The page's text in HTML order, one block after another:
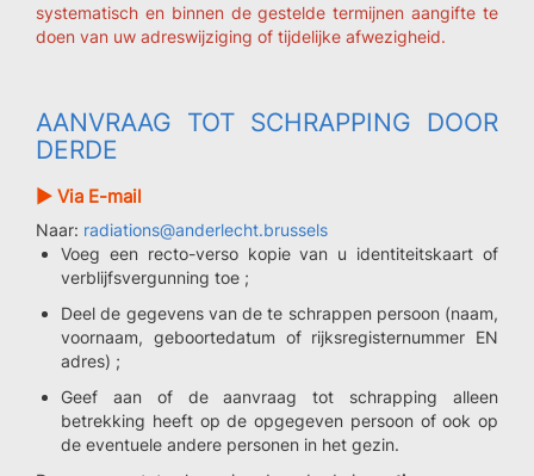
systematisch en binnen de gestelde termijnen aangifte te
doen van uw adreswijziging of tijdelijke afwezigheid.
AANVRAAG TOT SCHRAPPING DOOR
DERDE
► Via E-mail
Naar: radiations@anderlecht.brussels
Voeg een recto-verso kopie van u identiteitskaart of
verblijfsvergunning toe ;
Deel de gegevens van de te schrappen persoon (naam,
voornaam, geboortedatum of rijksregisternummer EN
adres) ;
Geef aan of de aanvraag tot schrapping alleen
betrekking heeft op de opgegeven persoon of ook op
de eventuele andere personen in het gezin.